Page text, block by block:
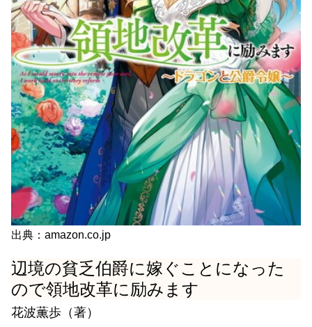
出典：amazon.co.jp
辺境の貧乏伯爵に嫁ぐことになった
ので領地改革に励みます
花波薫歩（著）